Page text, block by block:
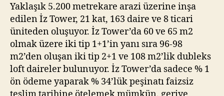
Yaklaşık 5.200 metrekare arazi üzerine inşa
edilen İz Tower, 21 kat, 163 daire ve 8 ticari
üniteden oluşuyor. İz Tower’da 60 ve 65 m2
olmak üzere iki tip 1+1’in yanı sıra 96-98
m2’den oluşan iki tip 2+1 ve 108 m2’lik dubleks
loft daireler bulunuyor. İz Tower’da sadece % 1
ön ödeme yaparak % 34’lük peşinatı faizsiz